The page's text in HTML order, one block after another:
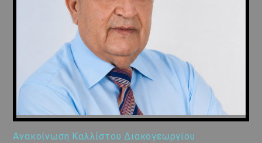
Ανακοίνωση Καλλίστου Διακογεωργίου